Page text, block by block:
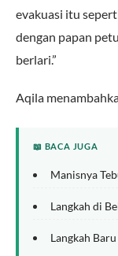
evakuasi itu
dengan papan
berlari.”
Aqila
📖 BACA JUGA
Manisnya
Langkah di
Langkah